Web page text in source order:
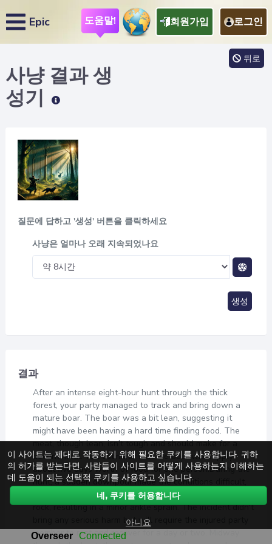
Epic 도움말! 회원가입 로그인
사냥 결과생
성기
뒤로
질문에 답하고 '생성' 버튼을 클릭하세요
사냥은 얼마나 오래 지속되었나요
생성
결과
After an intense eight-hour hunt through the thick
forest, your party managed to track and bring down a
mature boar. The boar was a bit lean, suggesting it
might have been having a hard time finding food. The
meat, though lean, isn't tough and should make for a
decent meal. You estimate that the boar will supply
about five days worth of food for one person.During the
hunt, a sudden downpour made the conditions difficult,
causing a party member to lose their footing on a slick
rock, resulting in a minor ankle sprain. The incident didn't
bring any serious harm but will require the injured party
member to rest and recover for a day or two. Midway
이 사이트는 제대로 작동하기 위해 필요한 쿠키를 사용합니다. 귀하
의 허가를 받는다면, 사람들이 사이트를 어떻게 사용하는지 이해하는
데 도움이 되는 선택적 쿠키를 사용하고 싶습니다.
네, 쿠키를 허용합니다
아니요